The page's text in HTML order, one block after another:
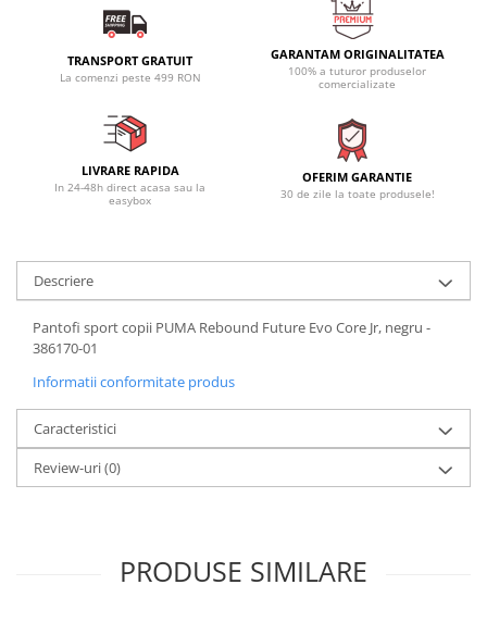
TRANSPORT GRATUIT
La comenzi peste 499 RON
GARANTAM ORIGINALITATEA
100% a tuturor produselor
comercializate
LIVRARE RAPIDA
In 24-48h direct acasa sau la
easybox
OFERIM GARANTIE
30 de zile la toate produsele!
Descriere
Pantofi sport copii PUMA Rebound Future Evo Core Jr, negru -
386170-01
Informatii conformitate produs
Caracteristici
Review-uri(0)
PRODUSE SIMILARE